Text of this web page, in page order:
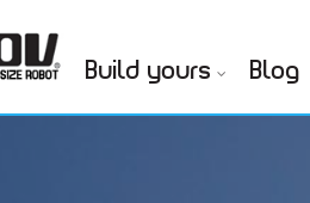
Build yours Blog